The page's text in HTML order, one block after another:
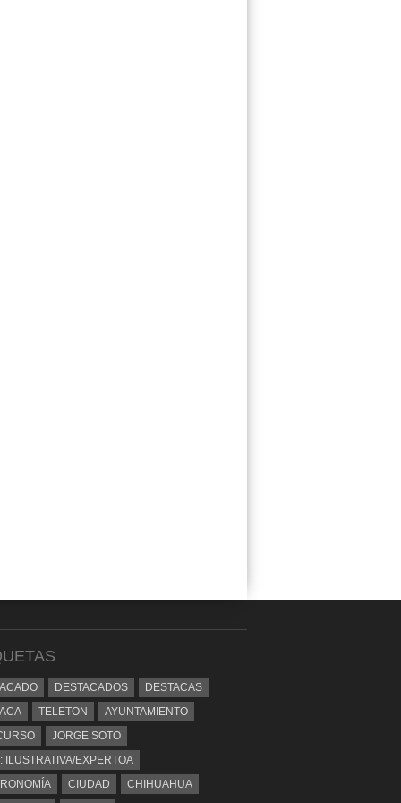
DESTACADOS
DESTACAS
TELETON
AYUNTAMIENTO
JORGE SOTO
ILUSTRATIVA/EXPERTOA
CIUDAD
CHIHUAHUA